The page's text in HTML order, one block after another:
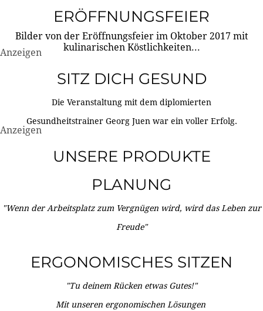
ERÖFFNUNGSFEIER
Bilder von der Eröffnungsfeier im Oktober 2017 mit
kulinarischen Köstlichkeiten...
Anzeigen
SITZ DICH GESUND
Die Veranstaltung mit dem diplomierten
Gesundheitstrainer Georg Juen war ein voller Erfolg.
Anzeigen
UNSERE PRODUKTE
PLANUNG
"Wenn der Arbeitsplatz zum Vergnügen wird, wird das Leben zur
Freude"
ERGONOMISCHES SITZEN
"Tu deinem Rücken etwas Gutes!"
Mit unseren ergonomischen Lösungen